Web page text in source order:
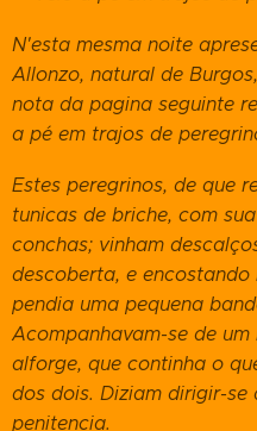
N'esta mesma noite
Allonzo, natural de
nota da pagina seguinte
a pé em trajos de
Estes peregrinos, de que
tunicas de briche, com
conchas; vinham
descoberta, e
pendia uma pequena
Acompanhavam-se de
alforge, que continha o
dos dois. Diziam dirigir-se
penitencia.